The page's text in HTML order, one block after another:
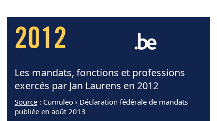
2012
Les mandats, fonctions et professions
exercés par Jan Laurens en 2012
Source : Cumuleo › Déclaration fédérale de mandats
publiée en août 2013